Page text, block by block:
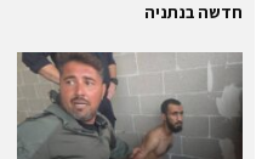
חדשה בנתניה